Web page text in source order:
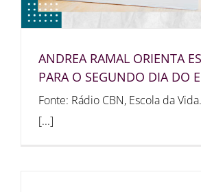
ANDREA RAMAL ORIENTA
PARA O SEGUNDO DIA DO
Fonte: Rádio CBN, Escola da
[...]